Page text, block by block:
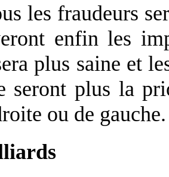
les fraudeurs
enfin les
plus saine et
seront plus la
ou de gauche.